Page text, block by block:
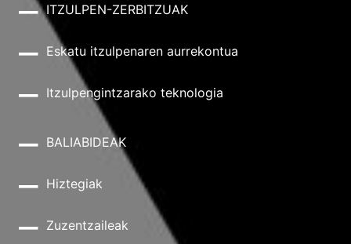
ITZULPEN-ZERBITZUAK
Eskatu itzulpenaren aurrekontua
Itzulpengintzarako teknologia
BALIABIDEAK
Hiztegiak
Zuzentzaileak